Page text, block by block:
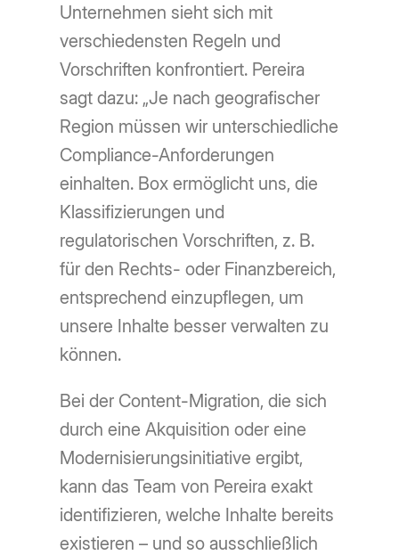
Unternehmen sieht sich mit
verschiedensten Regeln und
Vorschriften konfrontiert. Pereira
sagt dazu: „Je nach geografischer
Region müssen wir unterschiedliche
Compliance-Anforderungen
einhalten. Box ermöglicht uns, die
Klassifizierungen und
regulatorischen Vorschriften, z. B.
für den Rechts- oder Finanzbereich,
entsprechend einzupflegen, um
unsere Inhalte besser verwalten zu
können.
Bei der Content-Migration, die sich
durch eine Akquisition oder eine
Modernisierungsinitiative ergibt,
kann das Team von Pereira exakt
identifizieren, welche Inhalte bereits
existieren – und so ausschließlich